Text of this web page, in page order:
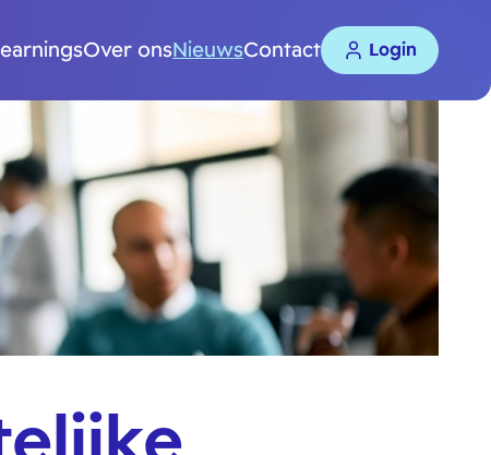
Over onsNieuwsContact Login